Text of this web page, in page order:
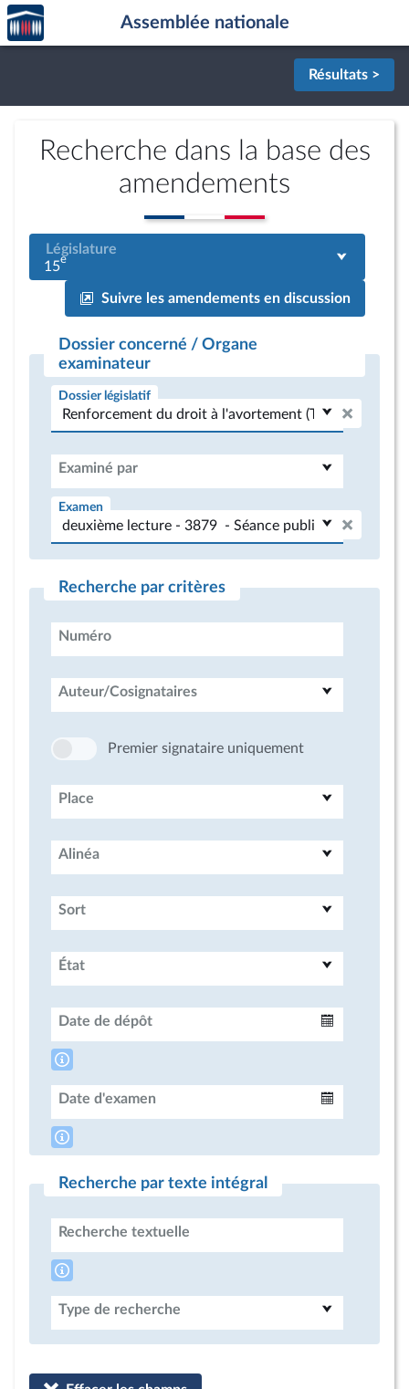
Aller au contenu
Aller en bas de la page
Accèder
à la
page
Assemblée nationale
Résultats >
Recherche dans la base des
amendements
Législature
15e
Suivre les amendements en discussion
Dossier concerné / Organe
examinateur
Dossier législatif
Examiné par
Examen
Recherche par critères
Numéro
Auteur/Cosignataires
Premier signataire uniquement
Place
Alinéa
Sort
État
Date de dépôt
Date d'examen
Recherche par texte intégral
Recherche textuelle
Type de recherche